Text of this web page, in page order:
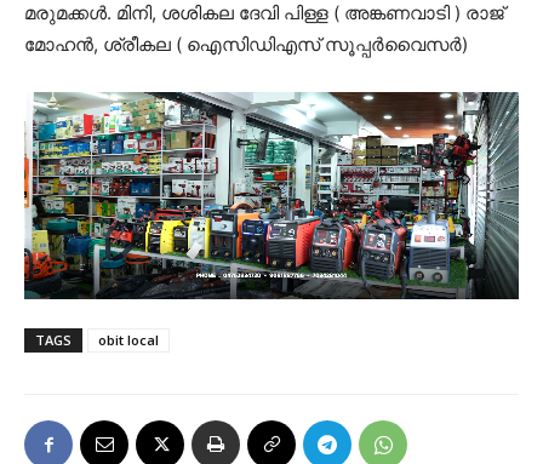
മരുമക്കൾ. മിനി, ശശികല ദേവി പിള്ള ( അങ്കണവാടി ) രാജ്
മോഹൻ, ശ്രീകല ( ഐസിഡിഎസ് സൂപ്പർവൈസർ)
TAGS obit local